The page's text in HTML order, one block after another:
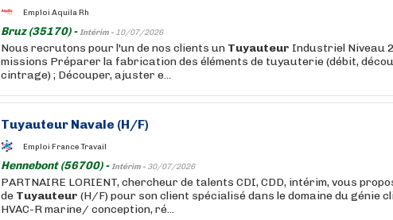
Emploi Aquila Rh
Bruz (35170) -Intérim - 10/07/2026
Nous recrutons pour l'un de nos clients un Tuyauteur Industriel Niveau
missions Préparer la fabrication des éléments de tuyauterie (débit,
cintrage) ; Découper, ajuster e...
Tuyauteur Navale (H/F)
Emploi France Travail
Hennebont (56700) -Intérim - 30/07/2026
PARTNAIRE LORIENT, chercheur de talents CDI, CDD, intérim, vous
de Tuyauteur (H/F) pour son client spécialisé dans le domaine du génie
HVAC-R marine/ conception, ré...